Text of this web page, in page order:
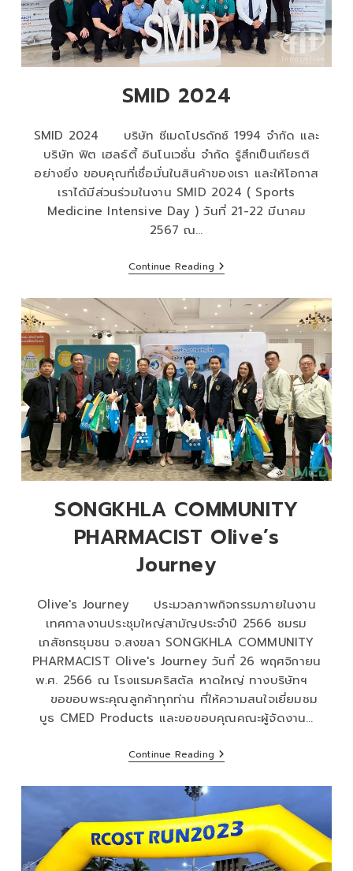
SMID 2024
SMID 2024 บริษัท ซีเมดโปรดักซ์ 1994 จำกัด และ
บริษัท ฟิต เฮลธ์ตี้ อินโนเวชั่น จำกัด รู้สึกเป็นเกียรติ
อย่างยิ่ง ขอบคุณที่เชื่อมั่นในสินค้าของเรา และให้โอกาส
เราได้มีส่วนร่วมในงาน SMID 2024 ( Sports
Medicine Intensive Day ) วันที่ 21-22 มีนาคม
2567 ณ…
Continue Reading
SONGKHLA COMMUNITY
PHARMACIST Olive’s
Journey
Olive's Journey ประมวลภาพกิจกรรมภายในงาน
เทศกาลงานประชุมใหญ่สามัญประจำปี 2566 ชมรม
เภสัชกรชุมชน จ.สงขลา SONGKHLA COMMUNITY
PHARMACIST Olive's Journey วันที่ 26 พฤศจิกายน
พ.ศ. 2566 ณ โรงแรมคริสตัล หาดใหญ่ ทางบริษัทฯ
ขอขอบพระคุณลูกค้าทุกท่าน ที่ให้ความสนใจเยี่ยมชม
บูธ CMED Products และขอขอบคุณคณะผู้จัดงาน…
Continue Reading